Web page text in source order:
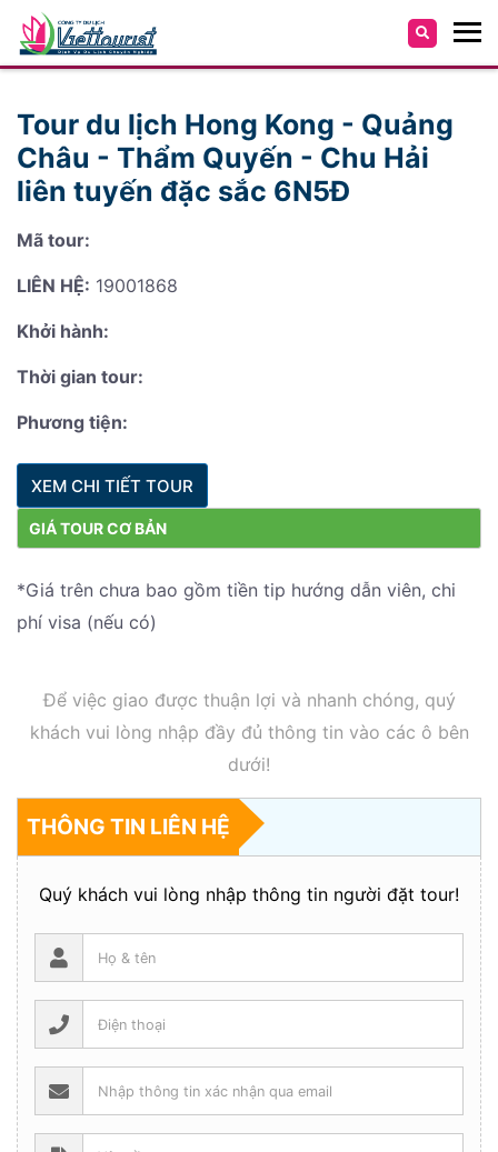
Tour du lịch Hong Kong - Quảng
Châu - Thẩm Quyến - Chu Hải
liên tuyến đặc sắc 6N5Đ
Mã tour:
LIÊN HỆ: 19001868
Khởi hành:
Thời gian tour:
Phương tiện:
XEM CHI TIẾT TOUR
GIÁ TOUR CƠ BẢN
*Giá trên chưa bao gồm tiền tip hướng dẫn viên, chi
phí visa (nếu có)
Để việc giao được thuận lợi và nhanh chóng, quý
khách vui lòng nhập đầy đủ thông tin vào các ô bên
dưới!
THÔNG TIN LIÊN HỆ
Quý khách vui lòng nhập thông tin người đặt tour!